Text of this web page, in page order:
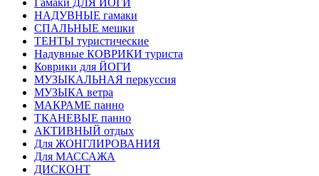
НАДУВНЫЕ гамаки
СПАЛЬНЫЕ мешки
ТЕНТЫ туристические
Надувные КОВРИКИ туриста
Коврики для ЙОГИ
МУЗЫКАЛЬНАЯ перкуссия
МУЗЫКА ветра
МАКРАМЕ панно
ТКАНЕВЫЕ панно
АКТИВНЫЙ отдых
Для ЖОНГЛИРОВАНИЯ
Для МАССАЖА
ДИСКОНТ